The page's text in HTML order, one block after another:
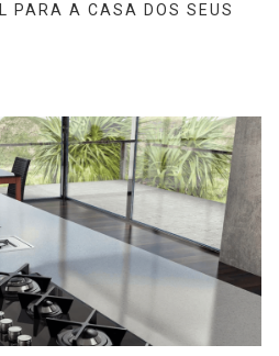
PARA A CASA DOS SEUS